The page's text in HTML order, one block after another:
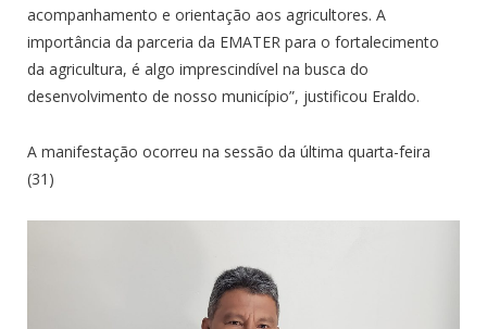
acompanhamento e orientação aos agricultores. A
importância da parceria da EMATER para o fortalecimento
da agricultura, é algo imprescindível na busca do
desenvolvimento de nosso município”, justificou Eraldo.
A manifestação ocorreu na sessão da última quarta-feira
(31)